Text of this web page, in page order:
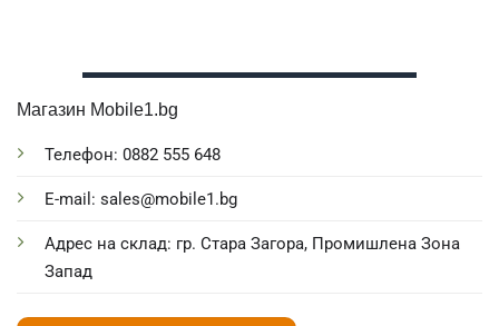
Магазин Mobile1.bg
Телефон: 0882 555 648
E-mail: sales@mobile1.bg
Адрес на склад: гр. Стара Загора, Промишлена Зона
Запад